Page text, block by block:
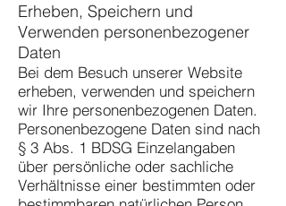
Erheben, Speichern und
Verwenden personenbezogener
Daten
Bei dem Besuch unserer Website
erheben, verwenden und speichern
wir Ihre personenbezogenen Daten.
Personenbezogene Daten sind nach
§ 3 Abs. 1 BDSG Einzelangaben
über persönliche oder sachliche
Verhältnisse einer bestimmten oder